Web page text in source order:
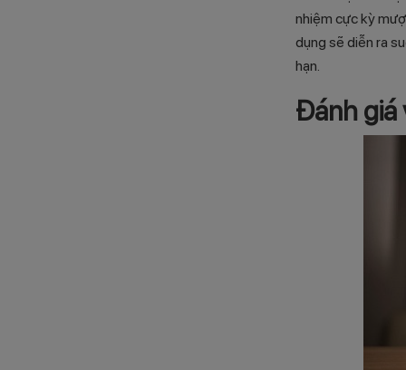
nhiệm cực kỳ
dụng sẽ diễn ra
hạn.
Đánh giá